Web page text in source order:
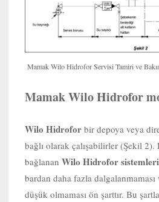
Mamak Wilo Hidrofor Servisi Tamiri ve
Mamak Wilo Hidrofor
Wilo Hidrofor bir depoya veya
bağlı olarak çalışabilirler (Şekil 2).
bağlanan Wilo Hidrofor
bardan daha fazla
düşük olmaması ön şarttır. Bu